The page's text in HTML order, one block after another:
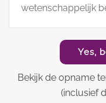
wetenschappelijk
Yes,
Bekijk de opname
(inclusief